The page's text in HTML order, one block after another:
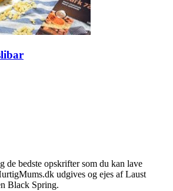
de bedste opskrifter som du kan lave
udgives og ejes af Laust
Black Spring.